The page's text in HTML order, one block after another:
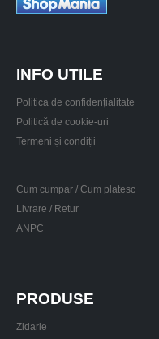
INFO UTILE
Politica de confidențialitate
Politică de cookie-uri
Termeni și condiții
Cum cumpar / Cum platesc
Livrare / Retur
ANPC
PRODUSE
Zidarie